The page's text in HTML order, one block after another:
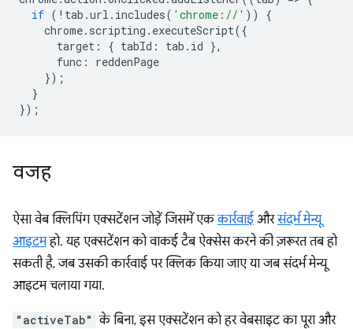
if ( ! tab .url . includes( 'chrome://' ))
{
chrome. scripting . executeScript({
target : { tabId : tab . id },
func :
reddenPage
});
}
});
वजह
ऐसा वेब क्लिपिंग एक्सटेंशन जोड़ें जिसमें एककार्रवाई औरसंदर्भ मेन्यू
आइटमहो. यह एक्सटेंशन को वाकई टैब ऐक्सेस करने की ज़रूरत तब हो
सकती है, जब उसकी कार्रवाई पर क्लिक किया जाए या जब संदर्भ मेन्यू
आइटम चलाया गया.
"activeTab" के बिना, इस एक्सटेंशन को हर वेबसाइट का पूरा और